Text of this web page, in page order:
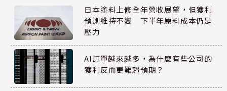
日本塗料上修全年營收展望，但獲利
預測維持不變 下半年原料成本仍是
壓力
AI訂單越來越多，為什麼有些公司的
獲利反而更難超預期？